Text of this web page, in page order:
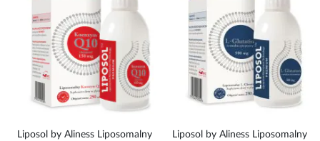
Liposol by Aliness Liposomalny
Liposol by Aliness Liposomalny